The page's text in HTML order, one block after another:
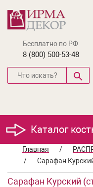
Бесплатно по РФ
8 (800) 500-53-48
Каталог
Главная
/
/
Сарафан
Сарафан Курский